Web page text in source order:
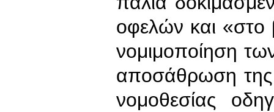
οφελών και
νομιμοποίηση
αποσάθρωση της
νομοθεσίας